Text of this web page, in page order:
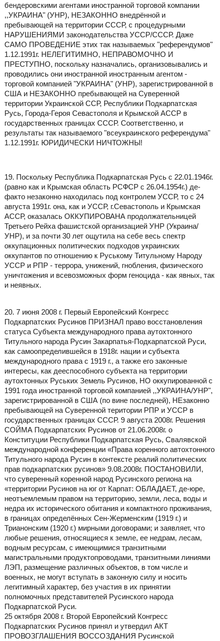
бендеровскими агентами иностранной торговой компании
,,УКРАИНА" (УНР), НЕЗАКОННО внедрённой и
пребывающей на территории СССР, с процедурными
НАРУШЕНИЯМИ законодательства УССР/СССР. Даже
САМО ПРОВЕДЕНИЕ этих так называемых "референдумов"
1.12.1991г. НЕЛЕГИТИМНО, НЕПРАВОМОЧНО И
ПРЕСТУПНО, поскольку назначались, организовывались и
проводились они иностранной иностранным агентом -
торговой компанией "УКРАИНА" (УНР), зарегистрированной в
США и НЕЗАКОННО пребывающей на Суверенной
территории Украинской ССР, Республики Подкарпатская
Русь, Города-Героя Севастополя и Крымской АССР в
государственных границах СССР. Соответственно, и
результаты так называемого "всеукраинского референдума"
1.12.1991г. ЮРИДИЧЕСКИ НИЧТОЖНЫ!
19. Поскольку Республика Подкарпатская Русь с 22.01.1946г.
(равно как и Крымская область РСФСР с 26.04.1954г.) де-
факто незаконно находилась под контролем УССР, то с 24
августа 1991г. она, как и УССР, г.Севастополь и Крымская
АССР, оказалась ОККУПИРОВАНА продолжательницей
Третьего Рейха фашистской организацией УНР (Украина/
УНР), и за почти 30 лет ощутила на себе весь спектр
оккупационных политических подходов украинских
оккупантов по отношению к Руському Титульному Народу
УССР и РПР - террора, унижений, гнобления, физического
уничтожения и всевозможных форм геноцида - как явных, так
и неявных.
20. 7 июня 2008 г. Первый Европейский Конгресс
Подкарпатских Русинов ПРИЗНАЛ право восстановления
статуса Субъекта международного права аутохтонного
Титульного народа Русин Закарпатья-Подкарпатской Руси,
как самоопределившейся в 1918г. нации и субъекта
международного права с 1919 г., а также его законные
интересы, как дееспособного субъекта на территории
аутохтонных Руських Земель Русинов, НО оккупированной с
1991 года иностранной торговой компанией ,,УКРАИНА/УНР",
зарегистрированной в США (по вине последней), НЕзаконно
пребывающей на Суверенной територии РПР и УССР в
государственных границах СССР. 9 августа 2008г. Решения
СОЙМА Подкарпатских Русинов от 21.06.2008г. о
Конституции Республики Подкарпатская Русь, Свалявской
международной конференции «Права коренного автохтонного
Титульного народа Русин в контексте реалий политических
прав подкарпатских русинов» 9.08.2008г. ПОСТАНОВИЛИ,
что суверенный коренной народ Русинского региона на
«территории Русинов на юг от Карпат: ОБЛАДАЕТ, де-юре,
неотъемлемым правом на территорию, земли, леса, воды и
недра их исторического обитания и компактного проживания,
в границах определённых Сен-Жерменским (1919 г.) и
Трианонским (1920 г.) мирными договорами; и заявляет, что
любые решения, относящиеся к земле, ее недрам, лесам,
водным ресурсам, с имеющимися транзитными
магистральными продуктопроводами, транзитными линиями
ЛЭП, размещение различных объектов, в том числе и
военных, не могут вступать в законную силу и носить
легитимный характер, без участия в их принятии
полномочных представителей Русинского народа
Подкарпатской Руси.
25 октября 2008 г. Второй Европeйский Конгрeсс
Подкарпaтских Русинoв принял и утвердил АКТ
ПРОВОЗГЛАШЕНИЯ ВОССОЗДАНИЯ Русинской